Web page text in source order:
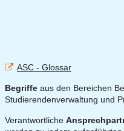
ASC - Glossar
Begriffe aus den Bereichen
Studierendenverwaltung und
Verantwortliche